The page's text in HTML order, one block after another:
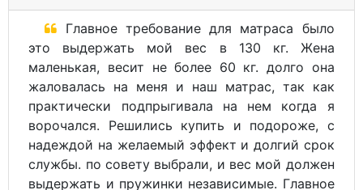
Главное требование для матраса было
это выдержать мой вес в 130 кг. Жена
маленькая, весит не более 60 кг. долго она
жаловалась на меня и наш матрас, так как
практически подпрыгивала на нем когда я
ворочался. Решились купить и подороже, с
надеждой на желаемый эффект и долгий срок
службы. по совету выбрали, и вес мой должен
выдержать и пружинки независимые. Главное